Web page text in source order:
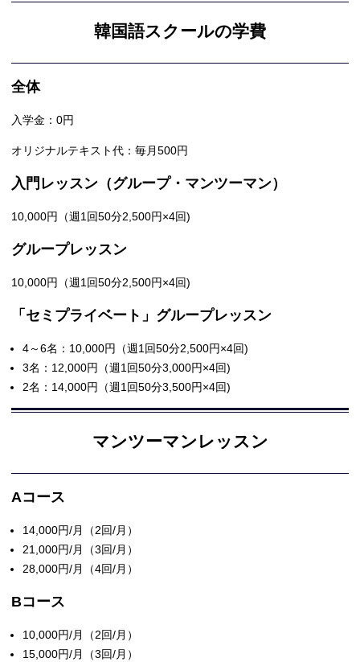
韓国語スクールの学費
全体
入学金：0円
オリジナルテキスト代：毎月500円
入門レッスン（グループ・マンツーマン）
10,000円（週1回50分2,500円×4回)
グループレッスン
10,000円（週1回50分2,500円×4回)
「セミプライベート」グループレッスン
4～6名：10,000円（週1回50分2,500円×4回)
3名：12,000円（週1回50分3,000円×4回)
2名：14,000円（週1回50分3,500円×4回)
マンツーマンレッスン
Aコース
14,000円/月（2回/月）
21,000円/月（3回/月）
28,000円/月（4回/月）
Bコース
10,000円/月（2回/月）
15,000円/月（3回/月）